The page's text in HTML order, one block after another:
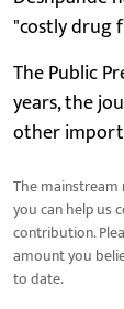
"costly drug
The Public
years, the
other
The mainstream
you can help us
contribution.
amount you
to date.